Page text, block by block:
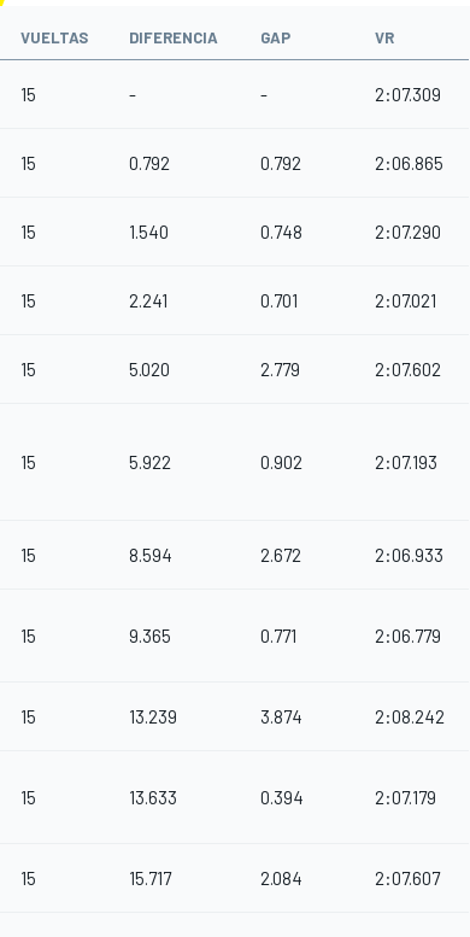
VUELTAS DIFERENCIA GAP VR
15 - - 2:07.309
15 0.792 0.792 2:06.865
15 1.540 0.748 2:07.290
15 2.241 0.701 2:07.021
15 5.020 2.779 2:07.602
15 5.922 0.902 2:07.193
15 8.594 2.672 2:06.933
15 9.365 0.771 2:06.779
15 13.239 3.874 2:08.242
15 13.633 0.394 2:07.179
15 15.717 2.084 2:07.607